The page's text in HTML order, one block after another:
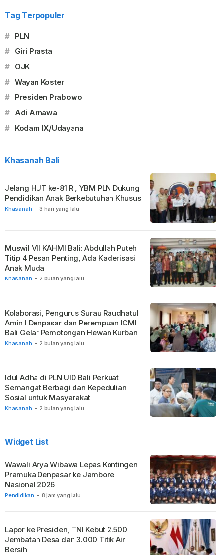
Tag Terpopuler
# PLN
# Giri Prasta
# OJK
# Wayan Koster
# Presiden Prabowo
# Adi Arnawa
# Kodam IX/Udayana
Khasanah Bali
Khasanah - 3 hari yang lalu
Jelang HUT ke-81 RI, YBM PLN Dukung
Pendidikan Anak Berkebutuhan Khusus
Khasanah - 2 bulan yang lalu
Muswil VII KAHMI Bali: Abdullah Puteh
Titip 4 Pesan Penting, Ada Kaderisasi
Anak Muda
Khasanah - 2 bulan yang lalu
Kolaborasi, Pengurus Surau Raudhatul
Amin I Denpasar dan Perempuan ICMI
Bali Gelar Pemotongan Hewan Kurban
Khasanah - 2 bulan yang lalu
Idul Adha di PLN UID Bali Perkuat
Semangat Berbagi dan Kepedulian
Sosial untuk Masyarakat
Widget List
Pendidikan - 8 jam yang lalu
Wawali Arya Wibawa Lepas Kontingen
Pramuka Denpasar ke Jambore
Nasional 2026
Lapor ke Presiden, TNI Kebut 2.500
Jembatan Desa dan 3.000 Titik Air
Bersih